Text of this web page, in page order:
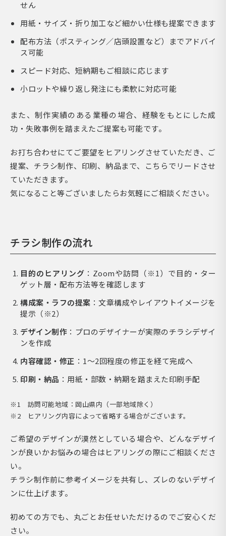
せん
用紙・サイズ・折り加工など細かい仕様も提案できます
配布方法（ポスティング／店頭設置など）までアドバイ
ス可能
スピード対応、短納期もご相談に応じます
小ロットや繰り返し発注にも柔軟に対応可能
また、制作実績のある業種の場合、経験をもとにした成
功・失敗事例を踏まえたご提案も可能です。
お打ち合わせにてご要望をヒアリングさせていただき、ご
提案、チラシ制作、印刷、納品まで、こちらでリードさせ
ていただきます。
気になること等ございましたらお気軽にご相談ください。
チラシ制作の流れ
目的のヒアリング ：Zoomや訪問（※1）で目的・ター
ゲット層・配布方法等を確認します
構成案・ラフの提案 ：文章構成やレイアウトイメージを
提示（※2）
デザイン制作 ：プロのデザイナーが実際のチラシデザイ
ンを作成
内容確認・修正 ：1〜2回程度の修正を経て完成へ
印刷・納品 ：用紙・部数・納期を踏まえた印刷手配
※1 訪問可能地域：岡山県内（一部地域除く）
※2 ヒアリング内容によって省略する場合がございます。
ご希望のデザインが漠然としている場合や、どんなデザイ
ンが良いかお悩みの場合はヒアリングの際にご相談くださ
い。
チラシ制作前に参考イメージを共有し、ズレのないデザイ
ンに仕上げます。
初めての方でも、丸ごとお任せいただけるのでご安心くだ
さい。